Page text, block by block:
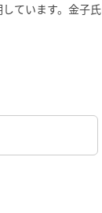
ています。金子